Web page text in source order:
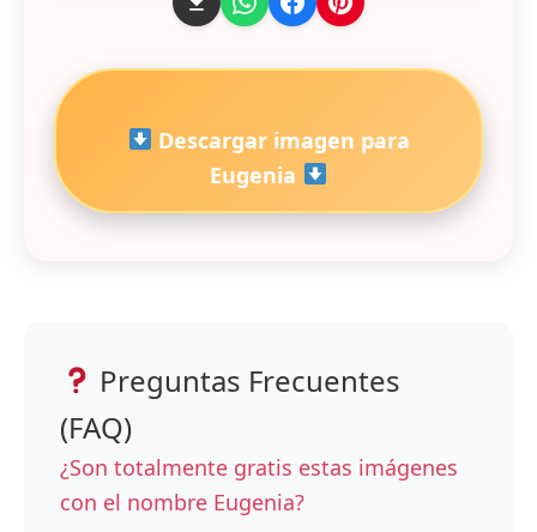
Descargar imagen para
Eugenia
Preguntas Frecuentes
(FAQ)
¿Son totalmente gratis estas imágenes
con el nombre Eugenia?